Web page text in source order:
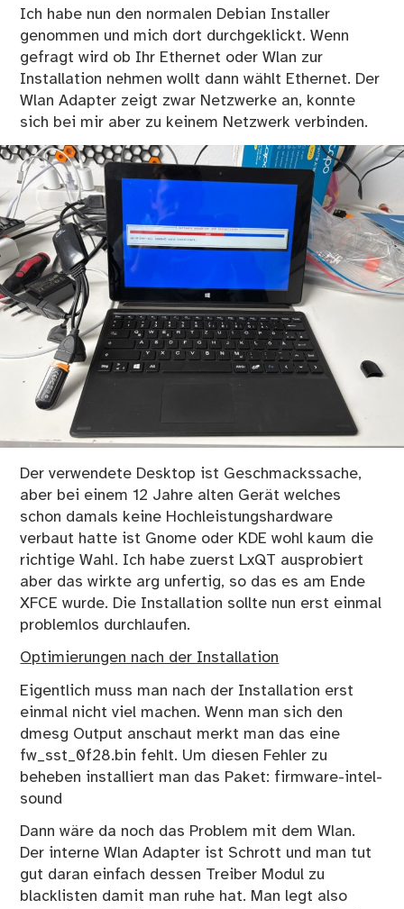
Ich habe nun den normalen Debian Installer
genommen und mich dort durchgeklickt. Wenn
gefragt wird ob Ihr Ethernet oder Wlan zur
Installation nehmen wollt dann wählt Ethernet. Der
Wlan Adapter zeigt zwar Netzwerke an, konnte
sich bei mir aber zu keinem Netzwerk verbinden.
Der verwendete Desktop ist Geschmackssache,
aber bei einem 12 Jahre alten Gerät welches
schon damals keine Hochleistungshardware
verbaut hatte ist Gnome oder KDE wohl kaum die
richtige Wahl. Ich habe zuerst LxQT ausprobiert
aber das wirkte arg unfertig, so das es am Ende
XFCE wurde. Die Installation sollte nun erst einmal
problemlos durchlaufen.
Optimierungen nach der Installation
Eigentlich muss man nach der Installation erst
einmal nicht viel machen. Wenn man sich den
dmesg Output anschaut merkt man das eine
fw_sst_0f28.bin fehlt. Um diesen Fehler zu
beheben installiert man das Paket: firmware-intel-
sound
Dann wäre da noch das Problem mit dem Wlan.
Der interne Wlan Adapter ist Schrott und man tut
gut daran einfach dessen Treiber Modul zu
blacklisten damit man ruhe hat. Man legt also